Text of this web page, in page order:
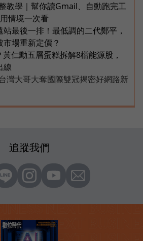
教學｜幫你讀Gmail、自動跑完工
情境一次看
最後一排！最低調的二代鄭平，
場重新定價？
仁勳五層蛋糕拆解8檔能源股，
線
灣大哥大奪國際雙冠揭密好網路新
追蹤我們